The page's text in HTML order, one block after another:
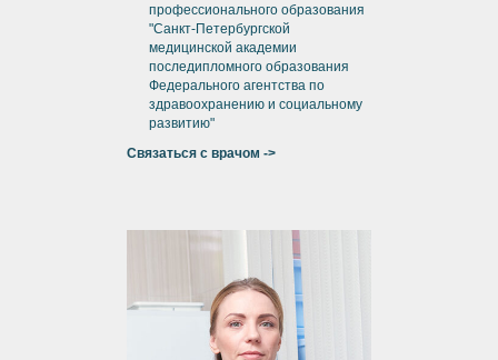
профессионального образования
"Санкт-Петербургской
медицинской академии
последипломного образования
Федерального агентства по
здравоохранению и социальному
развитию"
Связаться с врачом ->